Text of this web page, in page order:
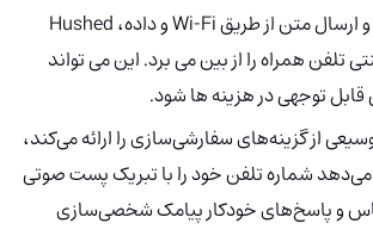
با برقراری تماس و ارسال متن از طریق Wi-Fi و داده، Hushed
تلفن همراه را از بین می برد. این می تواند
توجهی در هزینه ها شود.
از گزینه‌های سفارشی‌سازی را ارائه می‌کند،
می‌دهد شماره تلفن خود را با تبریک پست صوتی
و پاسخ‌های خودکار پیامک شخصی‌سازی